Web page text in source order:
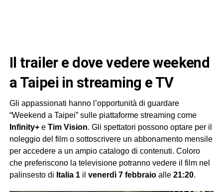
Il trailer e dove vedere weekend
a Taipei in streaming e TV
Gli appassionati hanno l’opportunità di guardare
“Weekend a Taipei” sulle piattaforme streaming come
Infinity+e Tim Vision. Gli spettatori possono optare per il
noleggio del film o sottoscrivere un abbonamento mensile
per accedere a un ampio catalogo di contenuti. Coloro
che preferiscono la televisione potranno vedere il film nel
palinsesto di Italia 1il venerdì 7 febbraioalle 21:20.